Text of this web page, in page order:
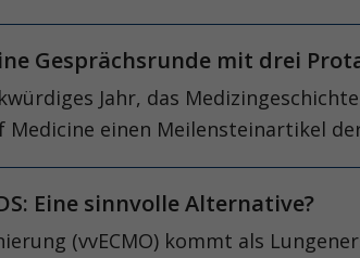
Gesprächsrunde mit drei
Jahr, das
einen Meilensteinartikel
Eine sinnvolle Alternative?
(vvECMO) kommt als